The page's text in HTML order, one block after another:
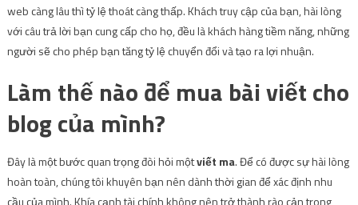
web càng lâu thì tỷ lệ thoát càng thấp. Khách truy cập của bạn, hài lòng
với câu trả lời bạn cung cấp cho họ, đều là khách hàng tiềm năng, những
người sẽ cho phép bạn tăng tỷ lệ chuyển đổi và tạo ra lợi nhuận.
Làm thế nào để mua bài viết cho
blog của mình?
Đây là một bước quan trọng đòi hỏi mộtviết ma. Để có được sự hài lòng
hoàn toàn, chúng tôi khuyên bạn nên dành thời gian để xác định nhu
cầu của mình. Khía cạnh tài chính không nên trở thành rào cản trong